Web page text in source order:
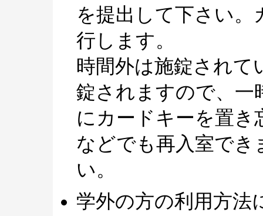
を提出して下さい。
行します。
時間外は施錠されて
錠されますので、一
にカードキーを置き
などでも再入室で
い。
学外の方の利用方法